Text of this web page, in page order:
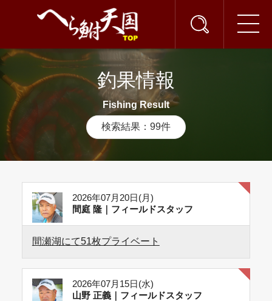
釣果情報
Fishing Result
検索結果：99件
2026年07月20日(月)
間庭 隆｜フィールドスタッフ
間瀬湖にて51枚プライベート
2026年07月15日(水)
山野 正義｜フィールドスタッフ